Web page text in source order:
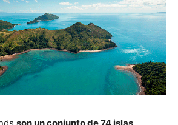
son un conjunto de 74 islas